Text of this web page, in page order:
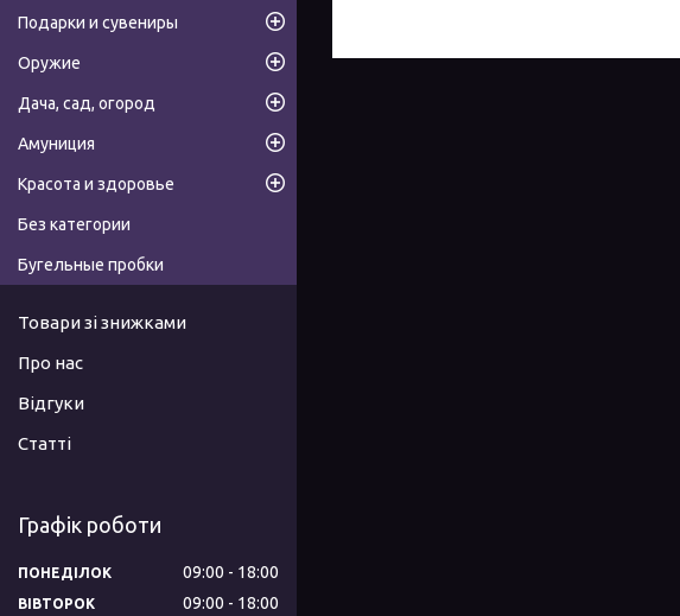
Подарки и сувениры
Оружие
Дача, сад, огород
Амуниция
Красота и здоровье
Без категории
Бугельные пробки
Товари зі знижками
Про нас
Відгуки
Статті
Графік роботи
ПОНЕДІЛОК 09:00 18:00
ВІВТОРОК 09:00 18:00